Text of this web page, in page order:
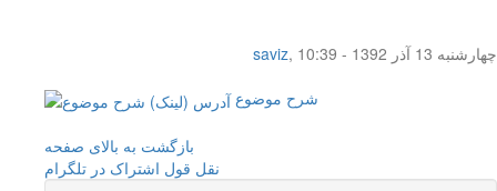
saviz,
چهار‌شنبه 13 آذر 1392 - 10:39
شرح موضوع
بازگشت به بالای صفحه
نقل قول اشتراک در تلگرام